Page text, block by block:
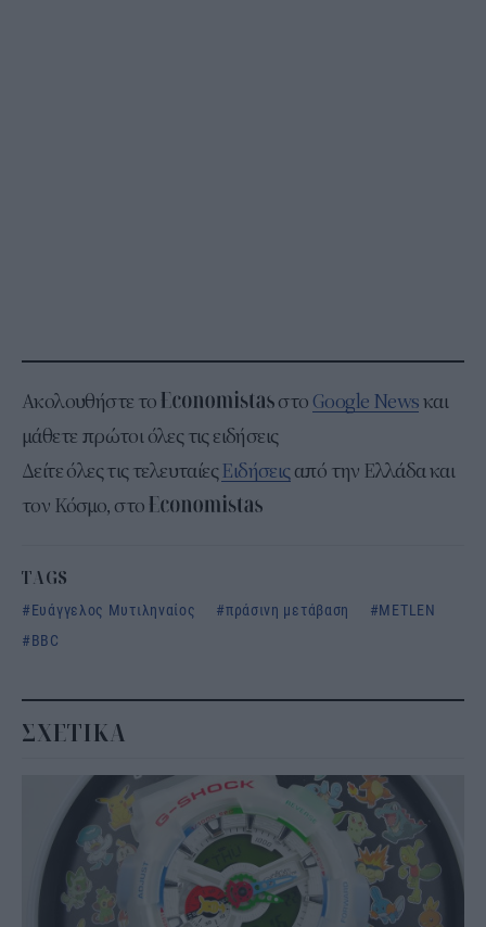
Ακολουθήστε το στο Google Newsκαι
μάθετε πρώτοι όλες τις ειδήσεις
Δείτε όλες τις τελευταίεςΕιδήσειςαπό την Ελλάδα και
τον Κόσμο, στο
TAGS
Ευάγγελος Μυτιληναίος
πράσινη μετάβαση
METLEN
BBC
ΣΧΕΤΙΚΑ